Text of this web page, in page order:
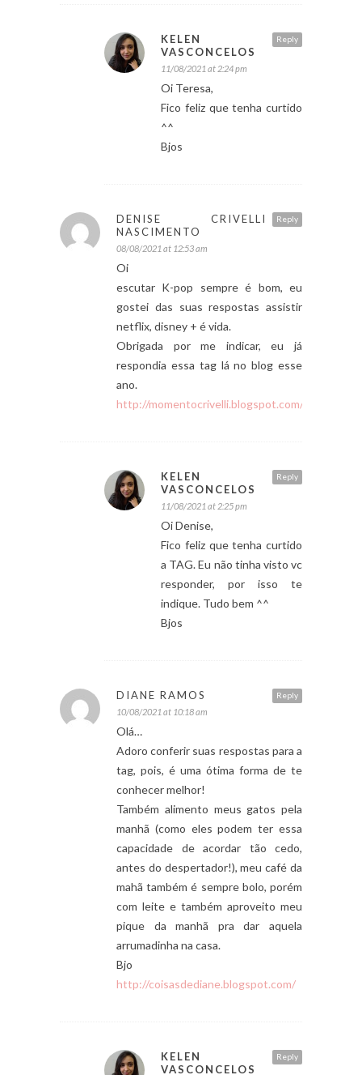
Reply
KELEN
VASCONCELOS
11/08/2021 at 2:24 pm
Oi Teresa,
Fico feliz que tenha curtido
^^
Bjos
Reply
DENISE CRIVELLI
NASCIMENTO
08/08/2021 at 12:53 am
Oi
escutar K-pop sempre é bom, eu
gostei das suas respostas assistir
netflix, disney + é vida.
Obrigada por me indicar, eu já
respondia essa tag lá no blog esse
ano.
http://momentocrivelli.blogspot.com/
Reply
KELEN
VASCONCELOS
11/08/2021 at 2:25 pm
Oi Denise,
Fico feliz que tenha curtido
a TAG. Eu não tinha visto vc
responder, por isso te
indique. Tudo bem ^^
Bjos
Reply
DIANE RAMOS
10/08/2021 at 10:18 am
Olá…
Adoro conferir suas respostas para a
tag, pois, é uma ótima forma de te
conhecer melhor!
Também alimento meus gatos pela
manhã (como eles podem ter essa
capacidade de acordar tão cedo,
antes do despertador!), meu café da
mahã também é sempre bolo, porém
com leite e também aproveito meu
pique da manhã pra dar aquela
arrumadinha na casa.
Bjo
http://coisasdediane.blogspot.com/
Reply
KELEN
VASCONCELOS